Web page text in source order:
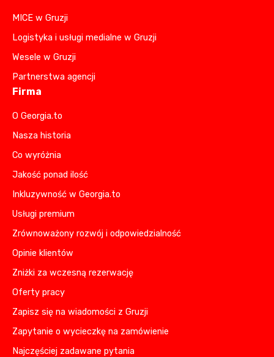
MICE w Gruzji
Logistyka i usługi medialne w Gruzji
Wesele w Gruzji
Partnerstwa agencji
Firma
O Georgia.to
Nasza historia
Co wyróżnia
Jakość ponad ilość
Inkluzywność w Georgia.to
Usługi premium
Zrównoważony rozwój i odpowiedzialność
Opinie klientów
Zniżki za wczesną rezerwację
Oferty pracy
Zapisz się na wiadomości z Gruzji
Zapytanie o wycieczkę na zamówienie
Najczęściej zadawane pytania